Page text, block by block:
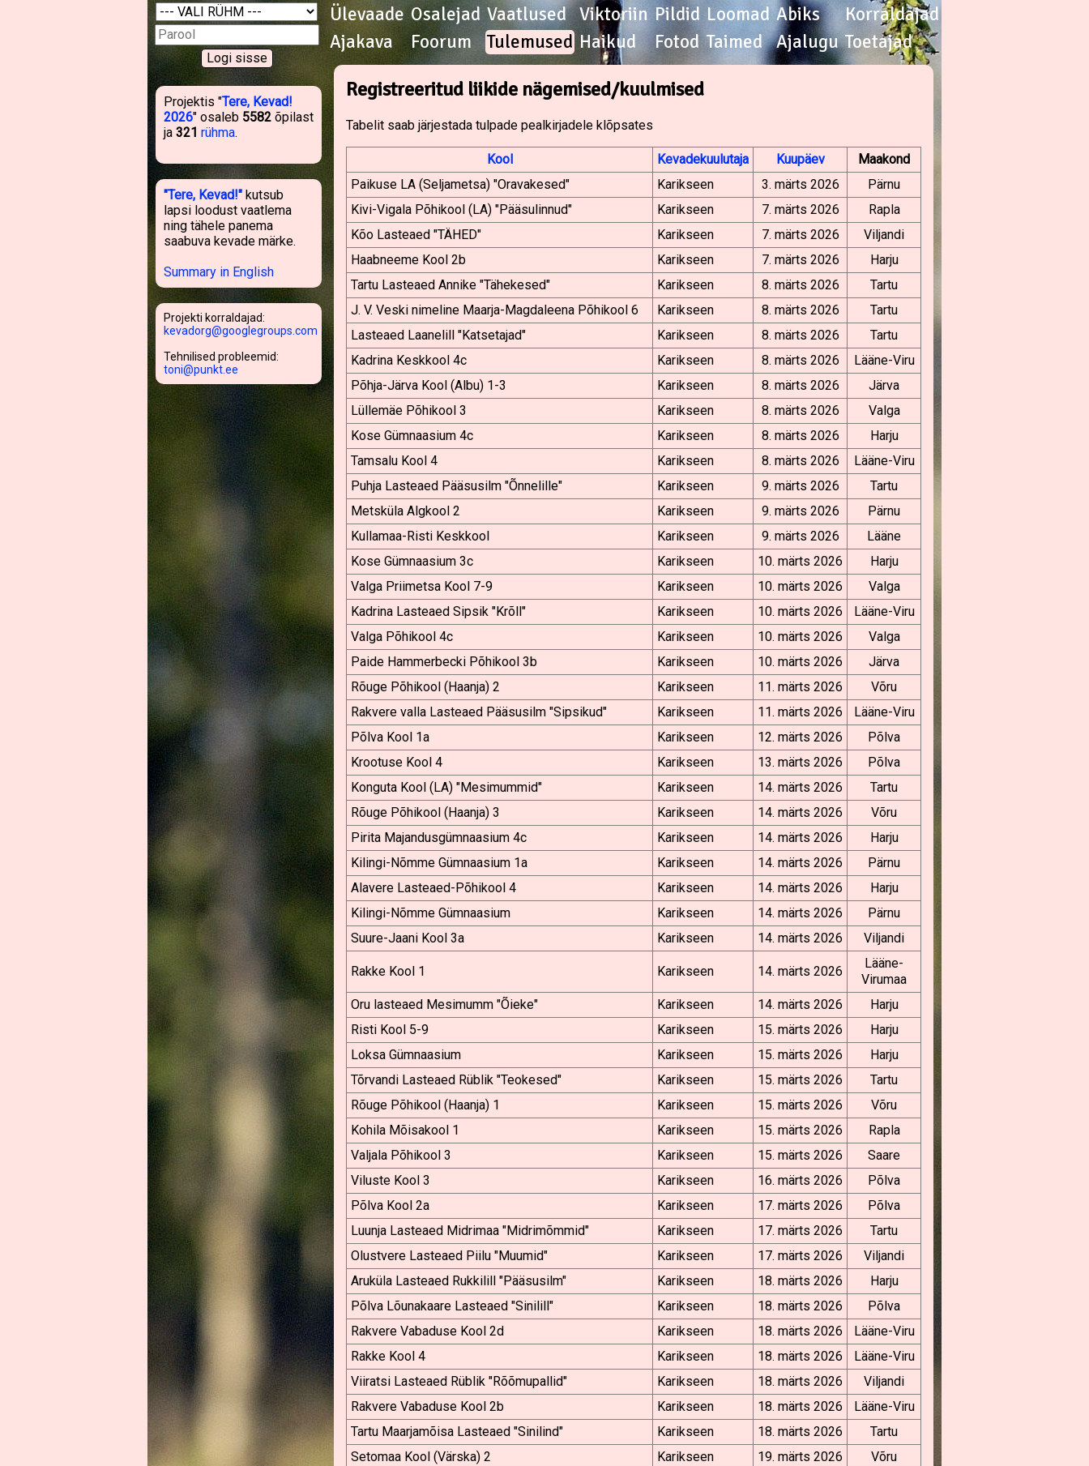
Projektis "Tere, Kevad!
2026" osaleb 5582 õpilast
ja 321 rühma.
"Tere, Kevad!" kutsub
lapsi loodust vaatlema
ning tähele panema
saabuva kevade märke.
Summary in English
Projekti korraldajad:
kevadorg@googlegroups.com
Tehnilised probleemid:
toni@punkt.ee
Ülevaade Osalejad Vaatlused Viktoriin Pildid Loomad Abiks
Korraldajad
Ajakava
Foorum Tulemused Haikud Fotod Taimed Ajalugu Toetajad
Registreeritud liikide nägemised/kuulmised
Tabelit saab järjestada tulpade pealkirjadele klõpsates
Kool Kevadekuulutaja Kuupäev
Maakond
Paikuse LA (Seljametsa) "Oravakesed"
Karikseen 3. märts 2026
Pärnu
Kivi-Vigala Põhikool (LA) "Pääsulinnud"
Karikseen 7. märts 2026
Rapla
Kõo Lasteaed "TÄHED"
Karikseen 7. märts 2026
Viljandi
Haabneeme Kool 2b
Karikseen 7. märts 2026
Harju
Tartu Lasteaed Annike "Tähekesed"
Karikseen 8. märts 2026
Tartu
J. V. Veski nimeline Maarja-Magdaleena Põhikool 6
Karikseen 8. märts 2026
Tartu
Lasteaed Laanelill "Katsetajad"
Karikseen 8. märts 2026
Tartu
Kadrina Keskkool 4c
Karikseen 8. märts 2026
Lääne-Viru
Põhja-Järva Kool (Albu) 1-3
Karikseen 8. märts 2026
Järva
Lüllemäe Põhikool 3
Karikseen 8. märts 2026
Valga
Kose Gümnaasium 4c
Karikseen 8. märts 2026
Harju
Tamsalu Kool 4
Karikseen 8. märts 2026
Lääne-Viru
Puhja Lasteaed Pääsusilm "Õnnelille"
Karikseen 9. märts 2026
Tartu
Metsküla Algkool 2
Karikseen 9. märts 2026
Pärnu
Kullamaa-Risti Keskkool
Karikseen 9. märts 2026
Lääne
Kose Gümnaasium 3c
Karikseen 10. märts 2026
Harju
Valga Priimetsa Kool 7-9
Karikseen 10. märts 2026
Valga
Kadrina Lasteaed Sipsik "Krõll"
Karikseen 10. märts 2026
Lääne-Viru
Valga Põhikool 4c
Karikseen 10. märts 2026
Valga
Paide Hammerbecki Põhikool 3b
Karikseen 10. märts 2026
Järva
Rõuge Põhikool (Haanja) 2
Karikseen 11. märts 2026
Võru
Rakvere valla Lasteaed Pääsusilm "Sipsikud"
Karikseen 11. märts 2026
Lääne-Viru
Põlva Kool 1a
Karikseen 12. märts 2026
Põlva
Krootuse Kool 4
Karikseen 13. märts 2026
Põlva
Konguta Kool (LA) "Mesimummid"
Karikseen 14. märts 2026
Tartu
Rõuge Põhikool (Haanja) 3
Karikseen 14. märts 2026
Võru
Pirita Majandusgümnaasium 4c
Karikseen 14. märts 2026
Harju
Kilingi-Nõmme Gümnaasium 1a
Karikseen 14. märts 2026
Pärnu
Alavere Lasteaed-Põhikool 4
Karikseen 14. märts 2026
Harju
Kilingi-Nõmme Gümnaasium
Karikseen 14. märts 2026
Pärnu
Suure-Jaani Kool 3a
Karikseen 14. märts 2026 Viljandi
Rakke Kool 1 Karikseen 14. märts 2026
Lääne-
Virumaa
Oru lasteaed Mesimumm "Õieke"
Karikseen 14. märts 2026
Harju
Risti Kool 5-9
Karikseen 15. märts 2026
Harju
Loksa Gümnaasium
Karikseen 15. märts 2026
Harju
Tõrvandi Lasteaed Rüblik "Teokesed"
Karikseen 15. märts 2026
Tartu
Rõuge Põhikool (Haanja) 1
Karikseen 15. märts 2026
Võru
Kohila Mõisakool 1
Karikseen 15. märts 2026
Rapla
Valjala Põhikool 3
Karikseen 15. märts 2026
Saare
Viluste Kool 3
Karikseen 16. märts 2026
Põlva
Põlva Kool 2a
Karikseen 17. märts 2026
Põlva
Luunja Lasteaed Midrimaa "Midrimõmmid"
Karikseen 17. märts 2026
Tartu
Olustvere Lasteaed Piilu "Muumid"
Karikseen 17. märts 2026
Viljandi
Aruküla Lasteaed Rukkilill "Pääsusilm"
Karikseen 18. märts 2026
Harju
Põlva Lõunakaare Lasteaed "Sinilill"
Karikseen 18. märts 2026
Põlva
Rakvere Vabaduse Kool 2d
Karikseen 18. märts 2026
Lääne-Viru
Rakke Kool 4
Karikseen 18. märts 2026
Lääne-Viru
Viiratsi Lasteaed Rüblik "Rõõmupallid"
Karikseen 18. märts 2026
Viljandi
Rakvere Vabaduse Kool 2b
Karikseen 18. märts 2026
Lääne-Viru
Tartu Maarjamõisa Lasteaed "Sinilind"
Karikseen 18. märts 2026
Tartu
Setomaa Kool (Värska) 2
Karikseen 19. märts 2026
Võru